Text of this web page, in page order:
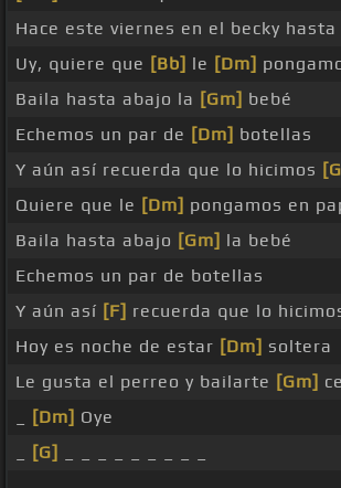
Hace este viernes en el becky hasta
Uy, quiere que [Bb] le [Dm]
Baila hasta abajo la [Gm] bebé
Echemos un par de [Dm] botellas
Y aún así recuerda que lo hicimos
Quiere que le [Dm] pongamos en
Baila hasta abajo [Gm] la bebé
Echemos un par de botellas
Y aún así [F] recuerda que lo
Hoy es noche de estar [Dm] soltera
Le gusta el perreo y bailarte [Gm]
[Dm] Oye
[G]